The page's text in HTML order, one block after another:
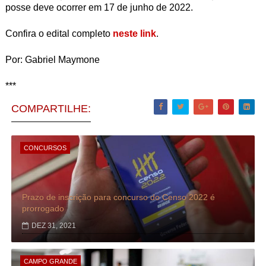
posse deve ocorrer em 17 de junho de 2022.
Confira o edital completo neste link.
Por: Gabriel Maymone
***
COMPARTILHE:
CONCURSOS
Prazo de inscrição para concurso do Censo 2022 é
prorrogado
DEZ 31, 2021
CAMPO GRANDE